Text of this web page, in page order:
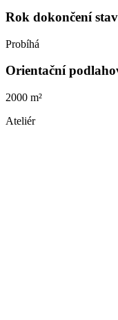
Rok dokončení
Probíhá
Orientační
2000 m²
Ateliér